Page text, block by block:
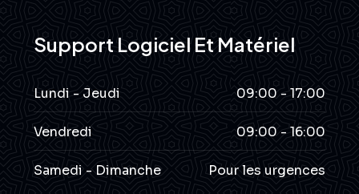
Support Logiciel Et Matériel
Lundi - Jeudi 09:00 - 17:00
Vendredi 09:00 - 16:00
Samedi - Dimanche Pour les urgences